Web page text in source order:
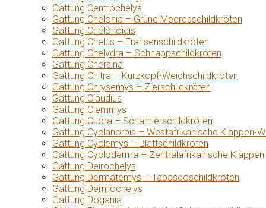
Gattung Centrochelys
Gattung Chelonia – Grüne Meeresschildkröten
Gattung Chelonoidis
Gattung Chelus – Fransenschildkröten
Gattung Chelydra – Schnappschildkröten
Gattung Chersina
Gattung Chitra – Kurzkopf-Weichschildkröten
Gattung Chrysemys – Zierschildkröten
Gattung Claudius
Gattung Clemmys
Gattung Cuora – Scharnierschildkröten
Gattung Cyclanorbis – Westafrikanische Klappen-
Gattung Cyclemys – Blattschildkröten
Gattung Cycloderma – Zentralafrikanische
Gattung Deirochelys
Gattung Dermatemys – Tabascoschildkröten
Gattung Dermochelys
Gattung Dogania